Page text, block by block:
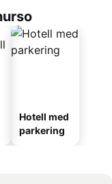
Hotell med
parkering